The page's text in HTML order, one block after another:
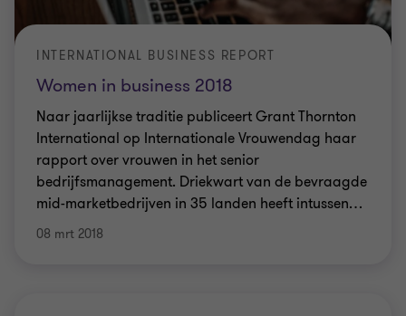
Women in business 2018
INTERNATIONAL BUSINESS REPORT
Naar jaarlijkse traditie publiceert Grant Thornton
International op Internationale Vrouwendag haar
rapport over vrouwen in het senior
bedrijfsmanagement. Driekwart van de bevraagde
mid-marketbedrijven in 35 landen heeft intussen…
08 mrt 2018